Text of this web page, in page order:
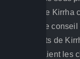
habitants de Kirrha
Delphes. Le
les habitants de
Hippias étaient les